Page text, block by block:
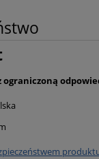
z ograniczoną